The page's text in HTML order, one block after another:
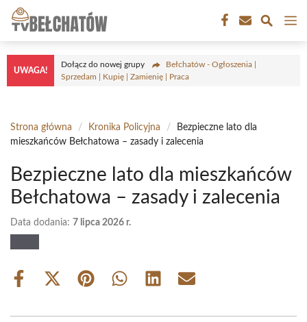
Przejdź
treści
UWAGA!
Dołącz do nowej grupy
Bełchatów - Ogłoszenia |
Sprzedam | Kupię | Zamienię | Praca
Strona główna / Kronika Policyjna /
Bezpieczne lato dla
mieszkańców Bełchatowa – zasady i zalecenia
Bezpieczne lato dla mieszkańców
Bełchatowa – zasady i zalecenia
Data dodania: 7 lipca 2026 r.
Share
Share
(Twitter)
Share Share Share Share